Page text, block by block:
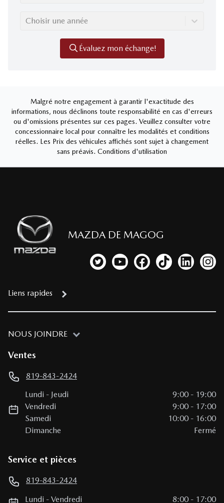
Choisir une année
Évaluez mon échange!
Malgré notre engagement à garantir l'exactitude des
informations, nous déclinons toute responsabilité en cas d'erreurs
ou d'omissions présentes sur ces pages. Veuillez consulter votre
concessionnaire local pour connaître les modalités et conditions
réelles. Les Prix des véhicules affichés sont sujet à changement
sans préavis. Conditions d'utilisation
MAZDA DE MAGOG
Lien vers notre compte Twitter
Lien vers notre chaîne
Lien vers notre page
Lien vers notre
Lien vers
Lien
Liens rapides
NOUS JOINDRE
Ventes
819-843-2424
Lundi - Jeudi 9:00 - 19:00
Vendredi
9:00 - 17:00
Samedi
10:00 - 16:00
Dimanche
Fermé
Service et pièces
819-843-2424
Lundi -Vendredi 8:00 - 17:00